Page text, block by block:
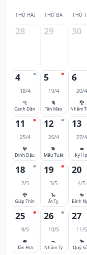
THỨ HAI THỨ BA THỨ
28 29 30
4
18/4
🐅
Canh Dần
5
19/4
🐈
Tân Mão
6
20/4
🐉
Nhâm
11
25/4
🐓
Đinh Dậu
12
26/4
🐕
Mậu Tuất
13
27/4
🐖
Kỷ
18
2/5
🐉
Giáp Thìn
19
3/5
🐍
Ất Tỵ
20
4/5
🐎
Bính
25
9/5
🐖
Tân Hợi
26
10/5
🐀
Nhâm Tý
27
11/5
🐂
Quý